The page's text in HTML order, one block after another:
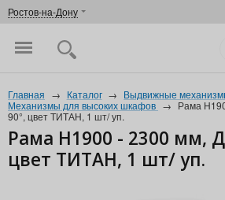
Ростов-на-Дону
Главная → Каталог → Выдвижные
Механизмы для высоких шкафов → Рама
90°, цвет ТИТАН, 1 шт/ уп.
Рама Н1900 - 2300 мм,
цвет ТИТАН, 1 шт/ уп.